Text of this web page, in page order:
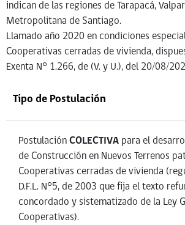
indican de las regiones de Tarapacá,
Metropolitana de Santiago.
Llamado año 2020 en condiciones
Cooperativas cerradas de vivienda,
Exenta N° 1.266, de (V. y U.), del 20/08/
Tipo de Postulación
Postulación COLECTIVA para el
de Construcción en Nuevos Terrenos
Cooperativas cerradas de vivienda
D.F.L. N°5, de 2003 que fija el texto
concordado y sistematizado de la Ley
Cooperativas).